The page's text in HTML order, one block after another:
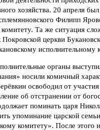
хозяйства. 20 апреля
Филипп
Та же ситуация
церкви
исполнительному
органы
носили комичный
освободил от
об отстранении от
поминать царя
упоминание царской
комитету». После этого